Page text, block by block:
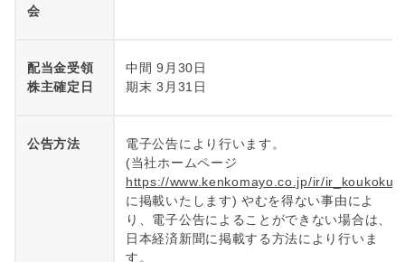
会
配当金受領
株主確定日
中間 9月30日
期末 3月31日
公告方法
電子公告により行います。
(当社ホームページ
https://www.kenkomayo.co.jp/ir/ir_koukoku
に掲載いたします) やむを得ない事由によ
り、電子公告によることができない場合は、
日本経済新聞に掲載する方法により行いま
す。